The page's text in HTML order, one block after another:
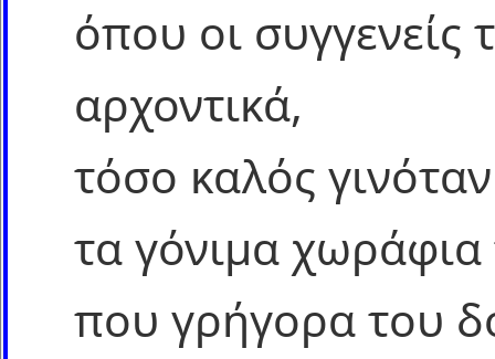
όπου οι
αρχοντικά,
τόσο καλός
τα γόνιμα χωράφια
που γρήγορα του